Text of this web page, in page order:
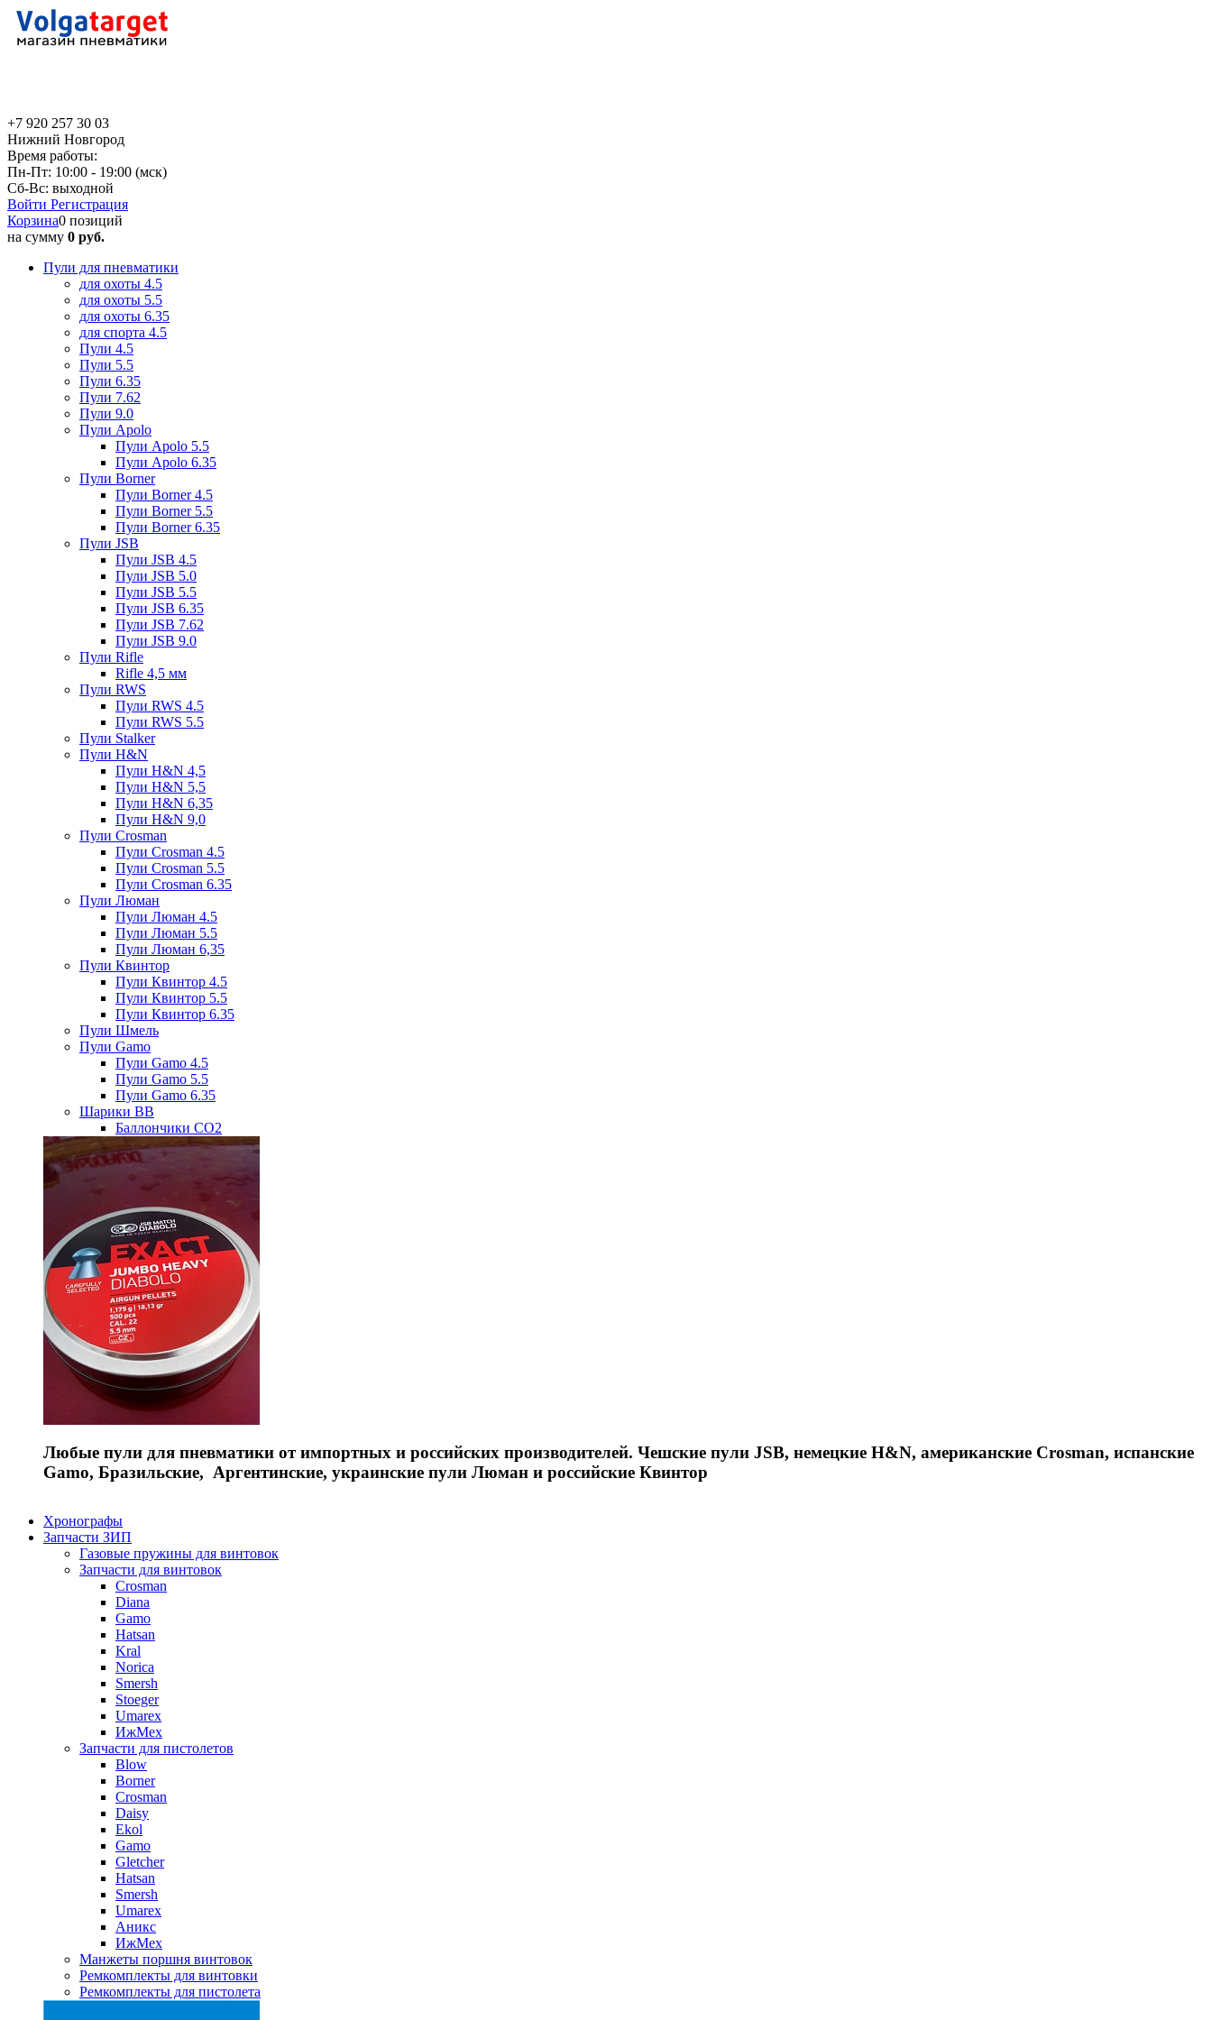
+7 920 257 30 03
Нижний Новгород
Время работы:
Пн-Пт: 10:00 - 19:00 (мск)
Сб-Вс: выходной
Войти Регистрация
Корзина0 позиций
на сумму 0 руб.
Пули для пневматики
для охоты 4.5
для охоты 5.5
для охоты 6.35
для спорта 4.5
Пули 4.5
Пули 5.5
Пули 6.35
Пули 7.62
Пули 9.0
Пули Apolo
Пули Apolo 5.5
Пули Apolo 6.35
Пули Borner
Пули Borner 4.5
Пули Borner 5.5
Пули Borner 6.35
Пули JSB
Пули JSB 4.5
Пули JSB 5.0
Пули JSB 5.5
Пули JSB 6.35
Пули JSB 7.62
Пули JSB 9.0
Пули Rifle
Rifle 4,5 мм
Пули RWS
Пули RWS 4.5
Пули RWS 5.5
Пули Stalker
Пули H&N
Пули H&N 4,5
Пули H&N 5,5
Пули H&N 6,35
Пули H&N 9,0
Пули Crosman
Пули Crosman 4.5
Пули Crosman 5.5
Пули Crosman 6.35
Пули Люман
Пули Люман 4.5
Пули Люман 5.5
Пули Люман 6,35
Пули Квинтор
Пули Квинтор 4.5
Пули Квинтор 5.5
Пули Квинтор 6.35
Пули Шмель
Пули Gamo
Пули Gamo 4.5
Пули Gamo 5.5
Пули Gamo 6.35
Шарики BB
Баллончики CO2
Любые пули для пневматики от импортных и российских производителей. Чешские пули JSB, немецкие H&N, американские Crosman, испанские
Gamo, Бразильские, Аргентинские, украинские пули Люман и российские Квинтор
Хронографы
Запчасти ЗИП
Газовые пружины для винтовок
Запчасти для винтовок
Crosman
Diana
Gamo
Hatsan
Kral
Norica
Smersh
Stoeger
Umarex
ИжМех
Запчасти для пистолетов
Blow
Borner
Crosman
Daisy
Ekol
Gamo
Gletcher
Hatsan
Smersh
Umarex
Аникс
ИжМех
Манжеты поршня винтовок
Ремкомплекты для винтовки
Ремкомплекты для пистолета